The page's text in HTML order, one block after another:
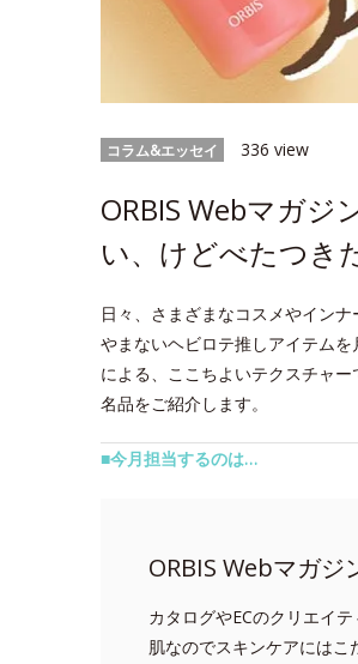
コラム&エッセイ 336 view
ORBIS Webマガジ
い、けどべたつき
日々、さまざまなコスメやイン
やまないヘビロテ推しアイテム
による、ここちよいテクスチャ
名品をご紹介します。
■今月担当するのは…
ORBIS Webマガジ
カタログやECのクリエイ
肌なのでスキンケアにはこ